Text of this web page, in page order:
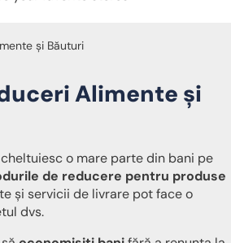
și Băuturi
Alimente și
o mare parte din bani pe
de reducere pentru produse
și servicii de livrare pot face o
dvs.